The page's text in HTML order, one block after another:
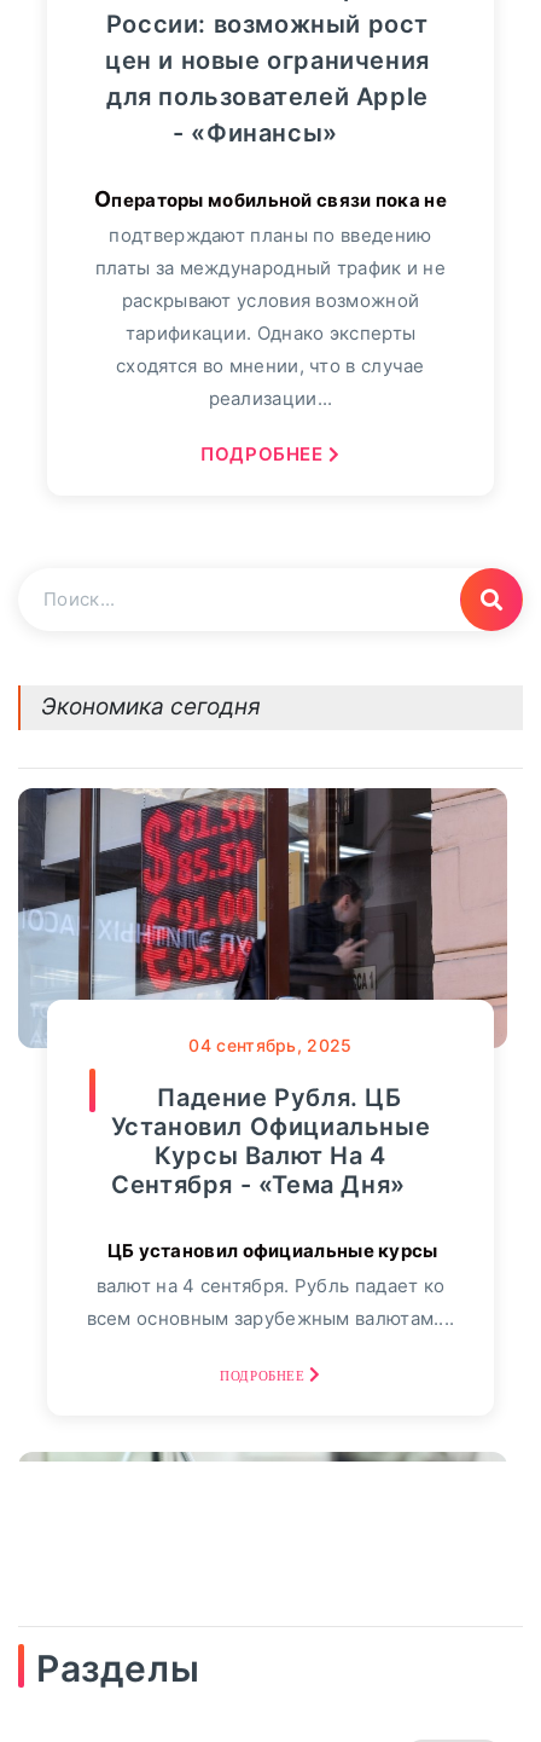
России: возможный рост
цен и новые ограничения
для пользователей Apple
- «Финансы»
Операторы мобильной связи пока не
подтверждают планы по введению
платы за международный трафик и не
раскрывают условия возможной
тарификации. Однако эксперты
сходятся во мнении, что в случае
реализации...
ПОДРОБНЕЕ
Экономика сегодня
04 сентябрь, 2025
Падение Рубля. ЦБ
Установил Официальные
Курсы Валют На 4
Сентября - «Тема Дня»
валют на 4 сентября. Рубль падает ко
всем основным зарубежным валютам....
ПОДРОБНЕЕ
Разделы